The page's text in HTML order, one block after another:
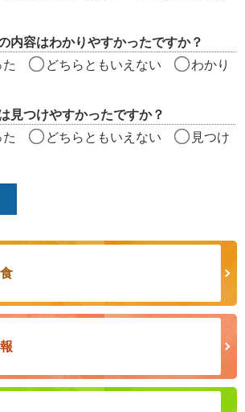
内容はわかりやすかったですか？
どちらともいえない
わかり
見つけやすかったですか？
どちらともいえない
見つけ